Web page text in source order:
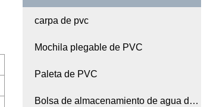
carpa de pvc
Mochila plegable de PVC
Paleta de PVC
Bolsa de almacenamiento de agua de